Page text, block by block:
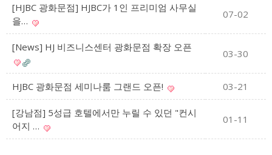
[HJBC 광화문점] HJBC가 1인 프리미엄 사무실
을…
07-02
[News] HJ 비즈니스센터 광화문점 확장 오픈
03-30
HJBC 광화문점 세미나룸 그랜드 오픈! 03-21
[강남점] 5성급 호텔에서만 누릴 수 있던 "컨시
어지 …
01-11